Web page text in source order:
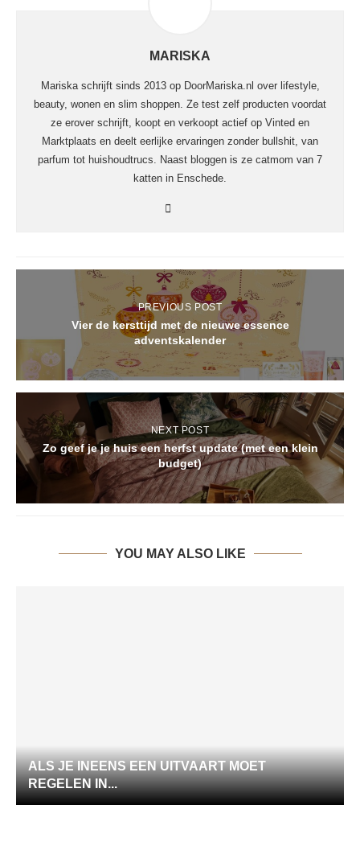
MARISKA
Mariska schrijft sinds 2013 op DoorMariska.nl over lifestyle,
beauty, wonen en slim shoppen. Ze test zelf producten voordat
ze erover schrijft, koopt en verkoopt actief op Vinted en
Marktplaats en deelt eerlijke ervaringen zonder bullshit, van
parfum tot huishoudtrucs. Naast bloggen is ze catmom van 7
katten in Enschede.
PREVIOUS POST
Vier de kersttijd met de nieuwe essence
adventskalender
NEXT POST
Zo geef je je huis een herfst update (met een klein
budget)
YOU MAY ALSO LIKE
ALS JE INEENS EEN UITVAART MOET
REGELEN IN...